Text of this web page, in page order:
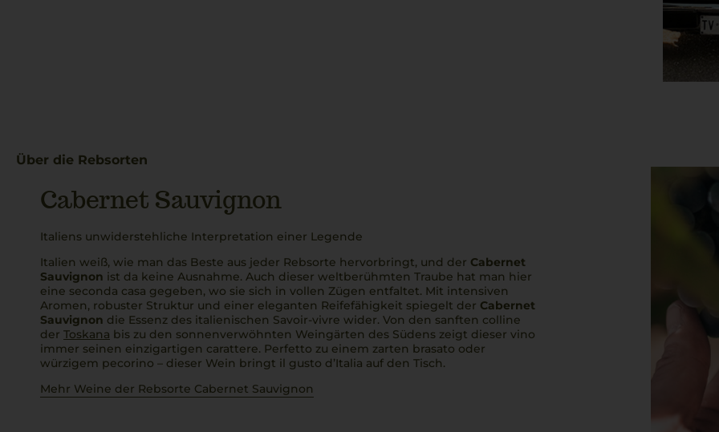
Über die Rebsorten
Cabernet Sauvignon
Italiens unwiderstehliche Interpretation einer Legende
Italien weiß, wie man das Beste aus jeder Rebsorte hervorbringt, und der Cabernet
Sauvignon ist da keine Ausnahme. Auch dieser weltberühmten Traube hat man hier
eine seconda casa gegeben, wo sie sich in vollen Zügen entfaltet. Mit intensiven
Aromen, robuster Struktur und einer eleganten Reifefähigkeit spiegelt der Cabernet
Sauvignon die Essenz des italienischen Savoir-vivre wider. Von den sanften colline
der Toskana bis zu den sonnenverwöhnten Weingärten des Südens zeigt dieser vino
immer seinen einzigartigen carattere. Perfetto zu einem zarten brasato oder
würzigem pecorino – dieser Wein bringt il gusto d’Italia auf den Tisch.
Mehr Weine der Rebsorte Cabernet Sauvignon